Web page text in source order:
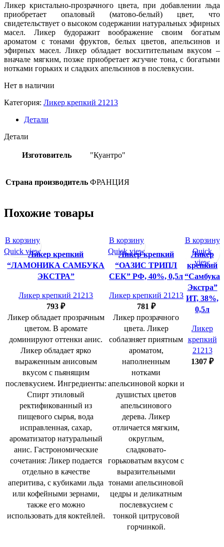
Ликер кристально-прозрачного цвета, при добавлении льда
приобретает опаловый (матово-белый) цвет, что
свидетельствует о высоком содержании натуральных эфирных
масел. Ликер будоражит воображение своим богатым
ароматом с тонами фруктов, белых цветов, апельсинов и
эфирных масел. Ликер обладает восхитительным вкусом –
вначале мягким, позже приобретает жгучие тона, с богатыми
нотками горьких и сладких апельсинов в послевкусии.
Нет в наличии
Категория: Ликер крепкий 21213
Детали
Детали
Изготовитель "Куантро"
Страна производитель ФРАНЦИЯ
Похожие товары
Ликер крепкий
“ЛАМОНИКА САМБУКА
ЭКСТРА”
Ликер крепкий 21213
793₽
Ликер обладает прозрачным
цветом. В аромате
доминируют оттенки анис.
Ликер обладает ярко
выраженным анисовым
вкусом с пьянящим
послевкусием. Ингредиенты:
Спирт этиловый
ректификованный из
пищевого сырья, вода
исправленная, сахар,
ароматизатор натуральный
анис. Гастрономические
сочетания: Ликер подается
отдельно в качестве
аперитива, с кубиками льда
или кофейными зернами,
также его можно
использовать для коктейлей.
В корзину
Quick view
Ликер крепкий
“ОАЗИС ТРИПЛ
СЕК” РФ, 40%, 0,5л
Ликер крепкий 21213
781 ₽
Ликер прозрачного
цвета. Ликер
соблазняет приятным
ароматом,
наполненным
нотками
апельсиновой корки и
душистых цветов
апельсинового
дерева. Ликер
отличается мягким,
округлым,
сладковато-
горьковатым вкусом с
выразительными
тонами апельсиновой
цедры и деликатным
послевкусием с
тонкой цитрусовой
горчинкой.
В корзину
Quick view
Ликер
крепкий
“Самбука
Экстра”
ИТ, 38%,
0,5л
Ликер
крепкий
21213
1307 ₽
В корзину
Quick
view